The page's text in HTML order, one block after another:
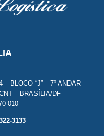
BLOCO “J” – 7º ANDAR
– BRASÍLIA/DF
010
3133